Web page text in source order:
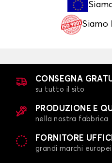
Siamo
CONSEGNA
su tutto il sito
PRODUZIONE E
nella nostra fabbrica
FORNITORE
grandi marchi europei